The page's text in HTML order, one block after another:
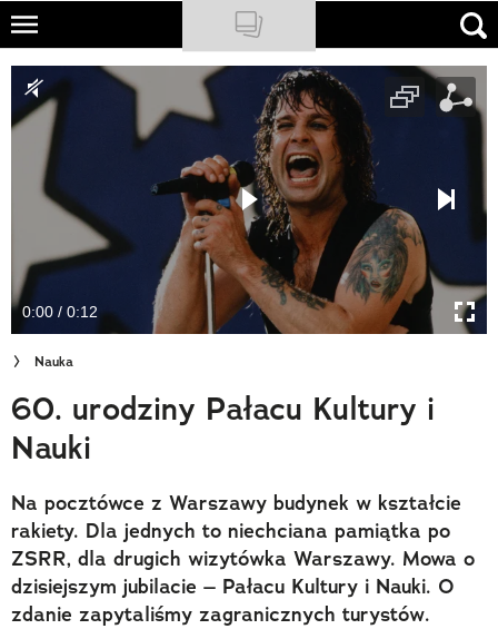
Skip
main
content
NATIONAL GEOGRAPHIC
TRAVELER
PODCASTY
Newsletter
Cuda Polski
Wielki Konkurs Fotograficzny
Trendbook Podróżniczy
Polecane
0:00 / 0:12
Nauka
60. urodziny Pałacu Kultury i
Nauki
Na pocztówce z Warszawy budynek w kształcie
rakiety. Dla jednych to niechciana pamiątka po
ZSRR, dla drugich wizytówka Warszawy. Mowa o
dzisiejszym jubilacie – Pałacu Kultury i Nauki. O
zdanie zapytaliśmy zagranicznych turystów.